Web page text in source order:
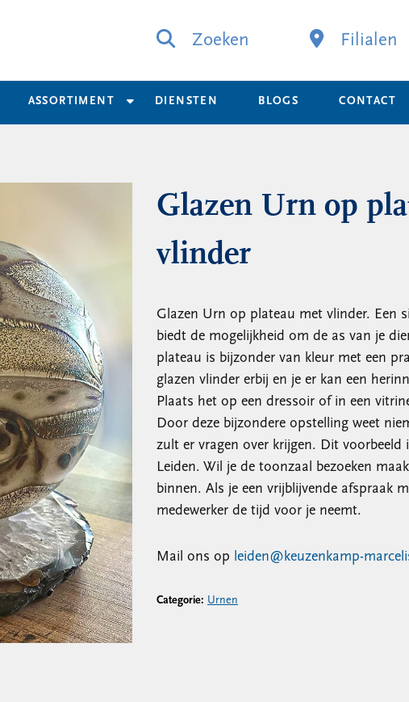
Zoeken Filialen
ASSORTIMENT DIENSTEN BLOGS CONTACT
Glazen Urn op
vlinder
Glazen Urn op plateau met vlinder. Een
biedt de mogelijkheid om de as van je
plateau is bijzonder van kleur met een
glazen vlinder erbij en je er kan een
Plaats het op een dressoir of in een
Door deze bijzondere opstelling weet
zult er vragen over krijgen. Dit
Leiden. Wil je de toonzaal bezoeken
binnen. Als je een vrijblijvende afspraak
medewerker de tijd voor je neemt.
Mail ons op leiden@keuzenkamp-
Categorie: Urnen